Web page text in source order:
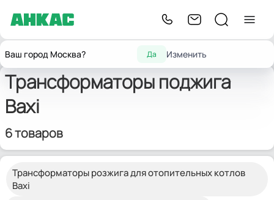
Ваш город Москва? Да Изменить
ГлавнаяЗапчасти для горелок Трансформаторы розжига
Трансформаторы поджига
Baxi
6 товаров
Трансформаторы розжига для отопительных котлов
Baxi